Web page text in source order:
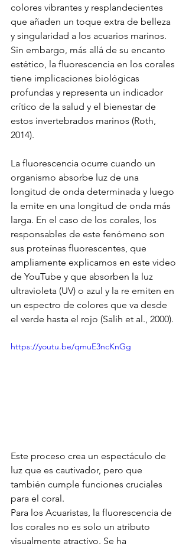
colores vibrantes y resplandecientes
que añaden un toque extra de belleza
y singularidad a los acuarios marinos.
Sin embargo, más allá de su encanto
estético, la fluorescencia en los corales
tiene implicaciones biológicas
profundas y representa un indicador
crítico de la salud y el bienestar de
estos invertebrados marinos (Roth,
2014).
La fluorescencia ocurre cuando un
organismo absorbe luz de una
longitud de onda determinada y luego
la emite en una longitud de onda más
larga. En el caso de los corales, los
responsables de este fenómeno son
sus proteínas fluorescentes, que
ampliamente explicamos en este video
de YouTube y que absorben la luz
ultravioleta (UV) o azul y la re emiten en
un espectro de colores que va desde
el verde hasta el rojo (Salih et al., 2000).
https://youtu.be/qmuE3ncKnGg
Este proceso crea un espectáculo de
luz que es cautivador, pero que
también cumple funciones cruciales
para el coral.
Para los Acuaristas, la fluorescencia de
los corales no es solo un atributo
visualmente atractivo. Se ha